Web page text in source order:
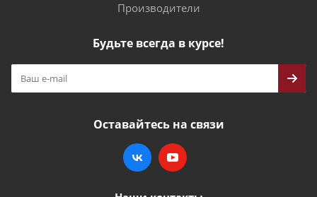
Производители
Будьте всегда в курсе!
Оставайтесь на связи